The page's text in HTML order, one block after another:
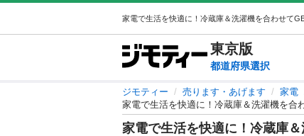
東京版
都道府県選択
ジモティー 売ります・あげます 家電
家電で生活を快適に！冷蔵庫＆洗濯機を合
家電で生活を快適に！冷蔵庫